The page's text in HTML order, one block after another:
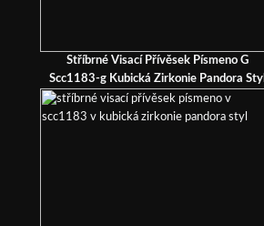
Stříbrné Visací Přívěsek Písmeno G
Scc1183-g Kubická Zirkonie Pandora Styl